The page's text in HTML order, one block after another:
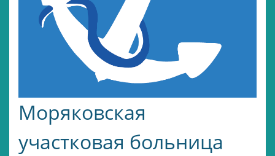
Моряковская
участковая больница